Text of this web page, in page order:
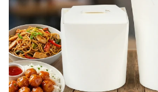
Pungi de hartie ciocolatii
Pungi de hartie mov
Pungi de hartie bordeaux
Cutii cartofi prajiti
Cutii mancare chinezeasca
Boluri supa cu capac de unica
folosinta
Caserole salata din carton